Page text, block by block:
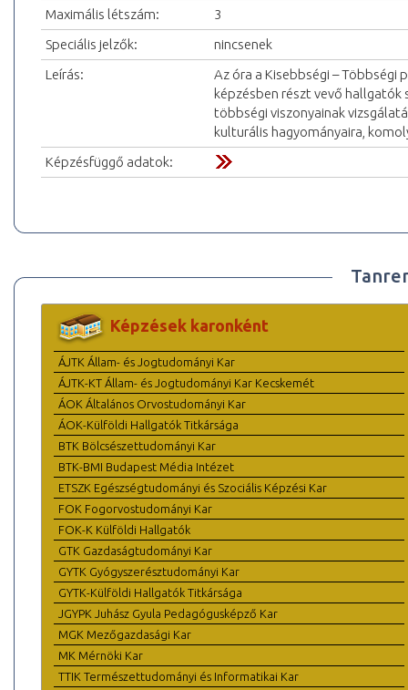
Maximális létszám:
3
Speciális jelzők:
nincsenek
Leírás:
Az óra a Kisebbségi – Többségi
képzésben részt vevő hallgatók
többségi viszonyainak
kulturális hagyományaira,
Képzésfüggő adatok:
Képzések karonként
ÁJTK Állam- és Jogtudományi Kar
ÁJTK-KT Állam- és Jogtudományi Kar Kecskemét
ÁOK Általános Orvostudományi Kar
ÁOK-Külföldi Hallgatók Titkársága
BTK Bölcsészettudományi Kar
BTK-BMI Budapest Média Intézet
ETSZK Egészségtudományi és Szociális Képzési Kar
FOK Fogorvostudományi Kar
FOK-K Külföldi Hallgatók
GTK Gazdaságtudományi Kar
GYTK Gyógyszerésztudományi Kar
GYTK-Külföldi Hallgatók Titkársága
JGYPK Juhász Gyula Pedagógusképző Kar
MGK Mezőgazdasági Kar
MK Mérnöki Kar
TTIK Természettudományi és Informatikai Kar